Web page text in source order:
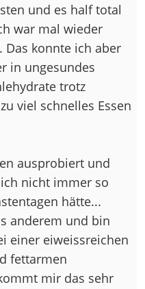
und es half total
war mal wieder
Das konnte ich aber
in ungesundes
trotz
viel schnelles Essen
ausprobiert und
nicht immer so
hätte...
anderem und bin
einer eiweissreichen
fettarmen
mir das sehr